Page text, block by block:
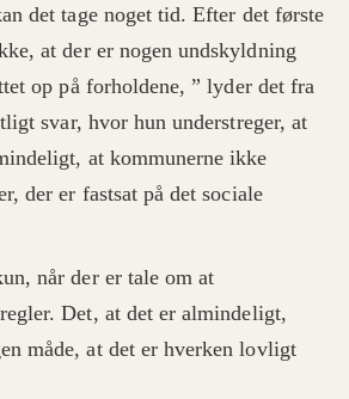
det tage noget tid. Efter det første
at der er nogen undskyldning
op på forholdene, ” lyder det fra
svar, hvor hun understreger, at
at kommunerne ikke
der er fastsat på det sociale
når der er tale om at
Det, at det er almindeligt,
måde, at det er hverken lovligt